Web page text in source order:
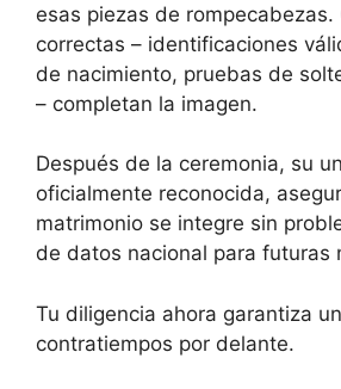
esas piezas de rompecabezas.
correctas – identificaciones
de nacimiento, pruebas de
– completan la imagen.
Después de la ceremonia, su
oficialmente reconocida,
matrimonio se integre sin
de datos nacional para futuras
Tu diligencia ahora garantiza
contratiempos por delante.